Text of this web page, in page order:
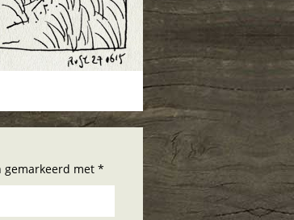
gemarkeerd met *